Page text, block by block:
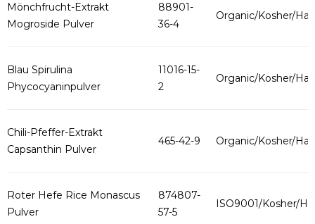
Mönchfrucht-Extrakt
Mogroside Pulver
88901-
36-4
Organic/Kosher/
Blau Spirulina
Phycocyaninpulver
11016-15-
2
Organic/Kosher/
Chili-Pfeffer-Extrakt
Capsanthin Pulver
465-42-9 Organic/Kosher/
Roter Hefe Rice Monascus
Pulver
874807-
57-5
ISO9001/Kosher/